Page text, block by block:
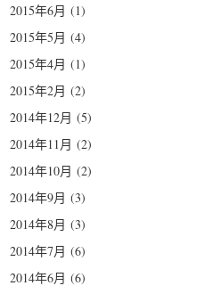
2015年6月 (1)
2015年5月 (4)
2015年4月 (1)
2015年2月 (2)
2014年12月 (5)
2014年11月 (2)
2014年10月 (2)
2014年9月 (3)
2014年8月 (3)
2014年7月 (6)
2014年6月 (6)